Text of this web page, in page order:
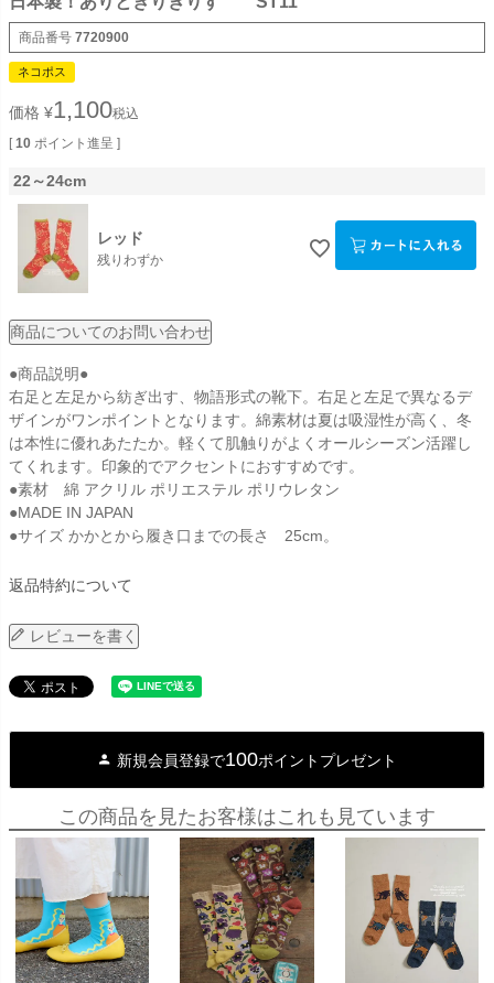
商品番号 7720900
ネコポス
価格 ¥1,100税込
[ 10 ポイント進呈 ]
22～24cm
レッド
残りわずか
商品についてのお問い合わせ
●商品説明●
右足と左足から紡ぎ出す、物語形式の靴下。右足と左足で異なるデ
ザインがワンポイントとなります。綿素材は夏は吸湿性が高く、冬
は本性に優れあたたか。軽くて肌触りがよくオールシーズン活躍し
てくれます。印象的でアクセントにおすすめです。
●素材 綿 アクリル ポリエステル ポリウレタン
●MADE IN JAPAN
●サイズ かかとから履き口までの長さ 25cm。
返品特約について
レビューを書く
新規会員登録で100ポイントプレゼント
この商品を見たお客様はこれも見ています